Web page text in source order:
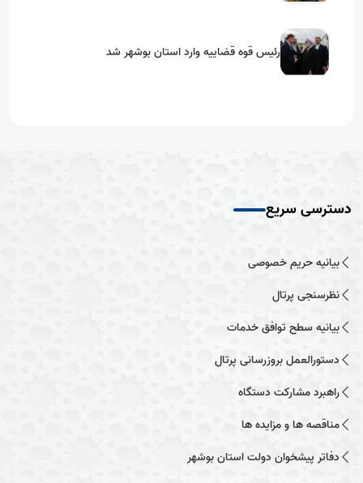
رئیس قوه قضاییه وارد استان بوشهر شد
دسترسی سریع
بیانیه حریم خصوصی
نظرسنجی پرتال
بیانیه سطح توافق خدمات
دستورالعمل بروزرسانی پرتال
راهبرد مشارکت دستگاه
مناقصه ها و مزایده ها
دفاتر پیشخوان دولت استان بوشهر